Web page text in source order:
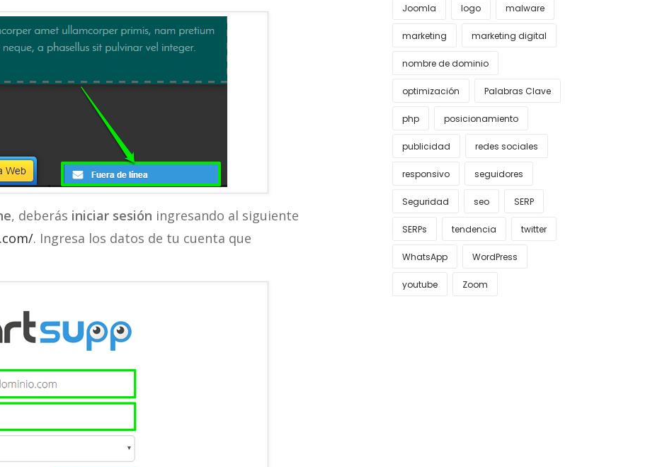
, deberás iniciar sesión ingresando al siguiente
. Ingresa los datos de tu cuenta que
Joomla logo malware
marketing marketing digital
nombre de dominio
optimización Palabras Clave
php posicionamiento
publicidad redes sociales
responsivo seguidores
Seguridad seo SERP
SERPs tendencia twitter
WhatsApp WordPress
youtube Zoom